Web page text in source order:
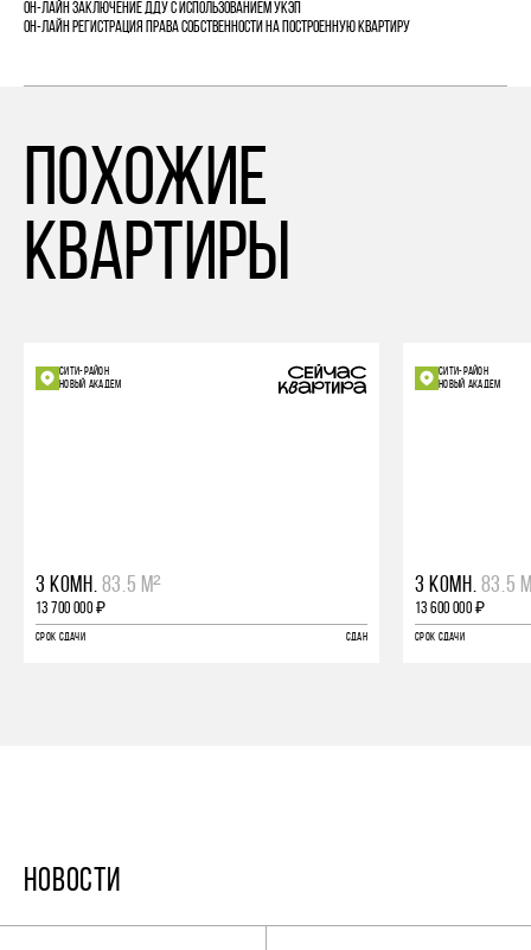
Он-лайн заключение ДДУ с использованием УКЭП
Он-лайн регистрация права собственности на построенную квартиру
похожие
квартиры
СИТИ-РАЙОН
НОВЫЙ АКАДЕМ
3 КОМН. 83.5 М²
13 700 000 ₽
СРОК СДАЧИ СДАН
СИТИ-РАЙОН
НОВЫЙ АКАДЕМ
3 КОМН. 83.5
13 600 000 ₽
СРОК СДАЧИ
НОВОСТИ